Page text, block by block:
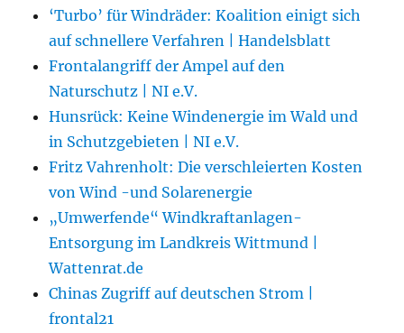
‘Turbo’ für Windräder: Koalition einigt sich
auf schnellere Verfahren | Handelsblatt
Frontalangriff der Ampel auf den
Naturschutz | NI e.V.
Hunsrück: Keine Windenergie im Wald und
in Schutzgebieten | NI e.V.
Fritz Vahrenholt: Die verschleierten Kosten
von Wind -und Solarenergie
„Umwerfende“ Windkraftanlagen-
Entsorgung im Landkreis Wittmund |
Wattenrat.de
Chinas Zugriff auf deutschen Strom |
frontal21